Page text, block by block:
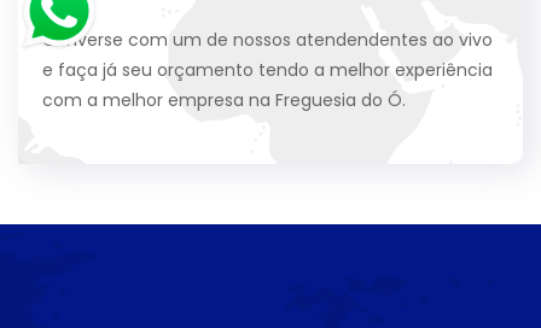
Converse com um de nossos atendendentes ao vivo
e faça já seu orçamento tendo a melhor experiência
com a melhor empresa na Freguesia do Ó.